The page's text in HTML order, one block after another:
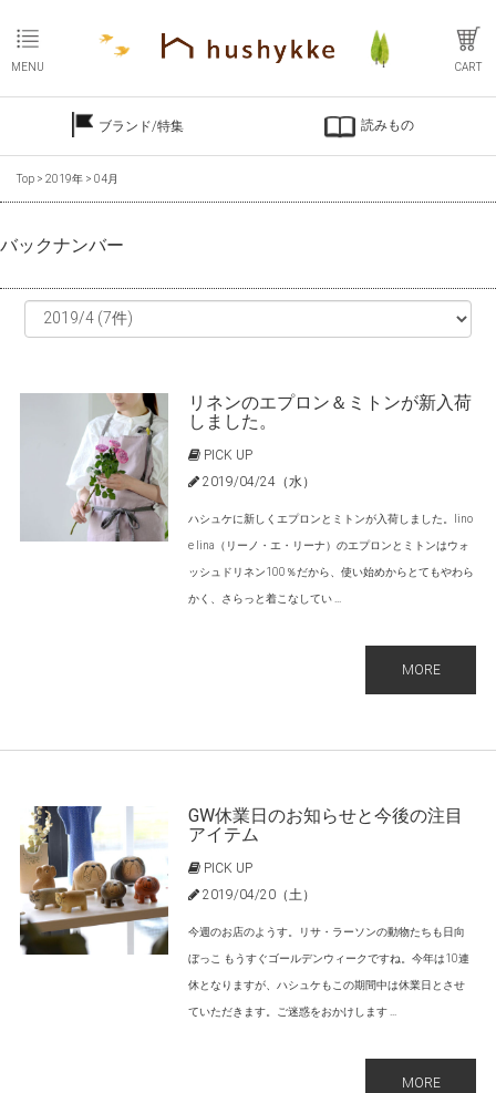
MENU CART
ブランド/特集 読みもの
Top > 2019年 > 04月
バックナンバー
リネンのエプロン＆ミトンが新入荷
しました。
PICK UP
2019/04/24（水）
ハシュケに新しくエプロンとミトンが入荷しました。lino
e lina（リーノ・エ・リーナ）のエプロンとミトンはウォ
ッシュドリネン100％だから、使い始めからとてもやわら
かく、さらっと着こなしてい ...
MORE
GW休業日のお知らせと今後の注目
アイテム
PICK UP
2019/04/20（土）
今週のお店のようす。リサ・ラーソンの動物たちも日向
ぼっこ もうすぐゴールデンウィークですね。今年は10連
休となりますが、ハシュケもこの期間中は休業日とさせ
ていただきます。ご迷惑をおかけします ...
MORE